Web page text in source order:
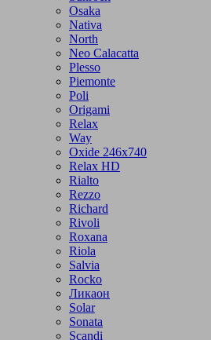
Osaka
Nativa
North
Neo Calacatta
Plesso
Piemonte
Poli
Origami
Relax
Way
Oxide 246x740
Relax HD
Rialto
Rezzo
Richard
Rivoli
Roxana
Riola
Salvia
Rocko
Ликаон
Solar
Sonata
Scandi